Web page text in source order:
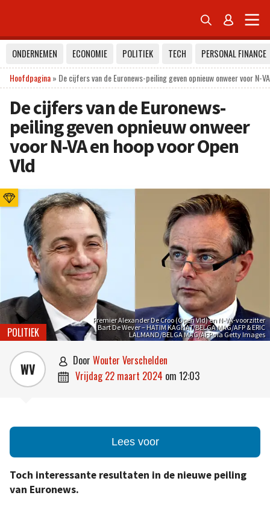
 
ONDERNEMEN ECONOMIE POLITIEK TECH
PERSONAL FINANCE
Hoofdpagina» De cijfers van de Euronews-peiling geven opnieuw onweer voor N-
De cijfers van de Euronews-
peiling geven opnieuw onweer
voor N-VA en hoop voor Open
Vld
Premier Alexander De Croo (Open Vld) en N-VA-voorzitter
Bart De Wever – HATIM KAGHAT/BELGA MAG/AFP & ERIC
LALMAND/BELGA MAG/AFP via Getty Images
POLITIEK
WV  door Wouter Verschelden
 vrijdag 22 maart 2024 om 12:03
Lees voor
Toch interessante resultaten in de nieuwe peiling
van Euronews.